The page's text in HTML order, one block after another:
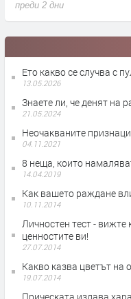
преди 2 дни
Ето какво се случва с
13.05.2026
Знаете ли, че денят на
21.05.2024
Неочакваните
04.11.2021
8 неща, които
14.04.2019
Как вашето раждане
10.11.2014
Личностен тест - вижте
ценностите ви!
27.07.2014
Какво казва цветът на
19.07.2014